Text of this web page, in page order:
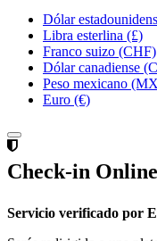
Dólar
Libra esterlina (£)
Franco suizo (CHF)
Dólar canadiense
Peso mexicano
Euro (€)
Check-in
Servicio verificado por